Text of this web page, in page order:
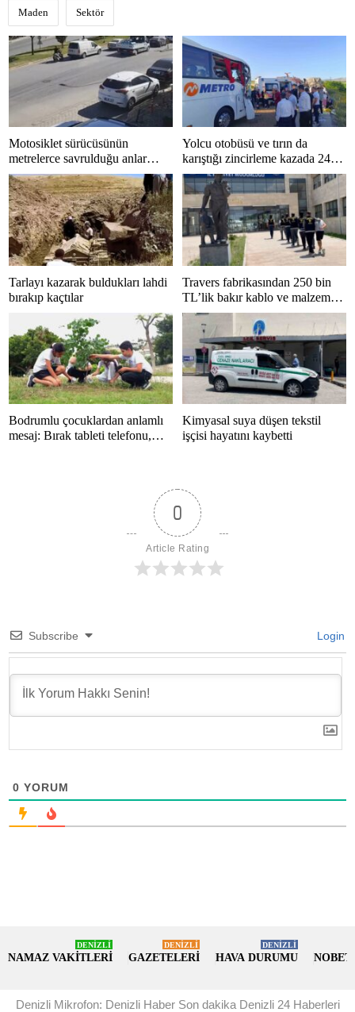
Maden Sektör
Motosiklet sürücüsünün
metrelerce savrulduğu anlar
güvenlik kamerasında
Yolcu otobüsü ve tırın da
karıştığı zincirleme kazada 24
kişi yaralandı
Tarlayı kazarak buldukları lahdi
bırakıp kaçtılar
Travers fabrikasından 250 bin
TL’lik bakır kablo ve malzeme
çalan 5 kişi tutuklandı
Bodrumlu çocuklardan anlamlı
mesaj: Bırak tableti telefonu,
Kimyasal suya düşen tekstil
işçisi hayatını kaybetti
0
Article Rating
Subscribe Login
0 YORUM
NAMAZ VAKİTLERİ
DENİZLİ
GAZETELERİ
DENİZLİ
HAVA DURUMU
DENİZLİ
Denizli Mikrofon: Denizli Haber Son dakika Denizli 24 Haberleri